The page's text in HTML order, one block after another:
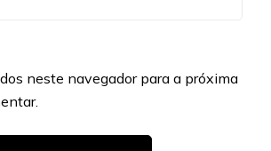
neste navegador para a próxima